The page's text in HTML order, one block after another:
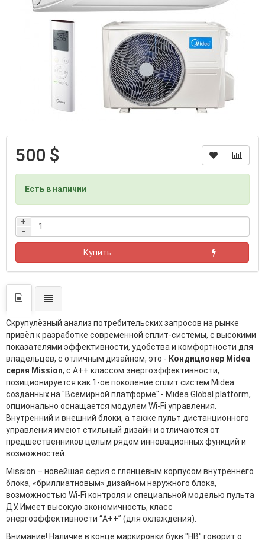
500 $
Есть в наличии
+
−
Купить
Скрупулёзный анализ потребительских запросов на рынке
привёл к разработке современной сплит-системы, с высокими
показателями эффективности, удобства и комфортности для
владельцев, с отличным дизайном, это - Кондиционер Midea
серия Mission, с A++ классом энергоэффективности,
позиционируется как 1-ое поколение сплит систем Midea
созданных на "Всемирной платформе" - Midea Global platform,
опционально оснащается модулем Wi-Fi управления.
Внутренний и внешний блоки, а также пульт дистанционного
управления имеют стильный дизайн и отличаются от
предшественников целым рядом инновационных функций и
возможностей.
Mission – новейшая серия с глянцевым корпусом внутреннего
блока, «бриллиатновым» дизайном наружного блока,
возможностью Wi-Fi контроля и специальной моделью пульта
ДУ. Имеет высокую экономичность, класс
энергоэффективности “A++” (для охлаждения).
Внимание! Наличие в конце маркировки букв "HB" говорит о